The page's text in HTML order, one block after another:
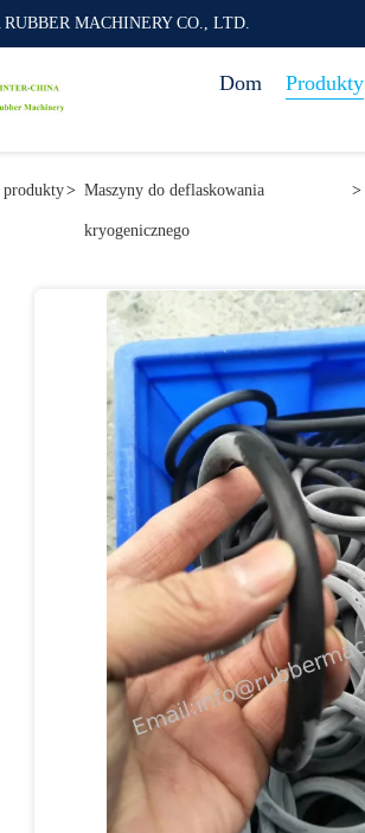
MACHINERY CO., LTD.
Dom Produkty
produkty> Maszyny do deflaskowania
kryogenicznego
>